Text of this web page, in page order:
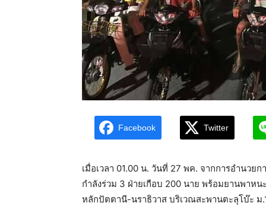
Facebook Twitter
เมื่อเวลา 01.00 น. วันที่ 27 พค. จากการอำนว
กำลังร่วม 3 ฝ่ายเกือบ 200 นาย พร้อมยานพาห
หลักปัตตานี-นราธิวาส บริเวณสะพานตะลุโบ๊ะ ม